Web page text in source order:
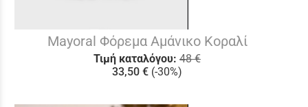
Mayoral Φόρεμα Αμάνικο Κοραλί
Τιμή καταλόγου: 48 €
33,50 € (-30%)